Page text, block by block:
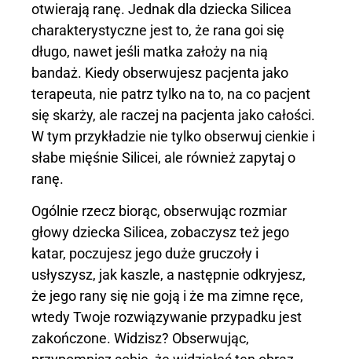
otwierają ranę. Jednak dla dziecka Silicea
charakterystyczne jest to, że rana goi się
długo, nawet jeśli matka założy na nią
bandaż. Kiedy obserwujesz pacjenta jako
terapeuta, nie patrz tylko na to, na co pacjent
się skarży, ale raczej na pacjenta jako całości.
W tym przykładzie nie tylko obserwuj cienkie i
słabe mięśnie Silicei, ale również zapytaj o
ranę.
Ogólnie rzecz biorąc, obserwując rozmiar
głowy dziecka Silicea, zobaczysz też jego
katar, poczujesz jego duże gruczoły i
usłyszysz, jak kaszle, a następnie odkryjesz,
że jego rany się nie goją i że ma zimne ręce,
wtedy Twoje rozwiązywanie przypadku jest
zakończone. Widzisz? Obserwując,